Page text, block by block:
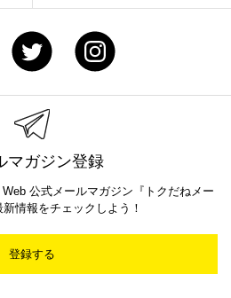
マガジン登録
公式メールマガジン『トクだねメー
情報をチェックしよう！
登録する